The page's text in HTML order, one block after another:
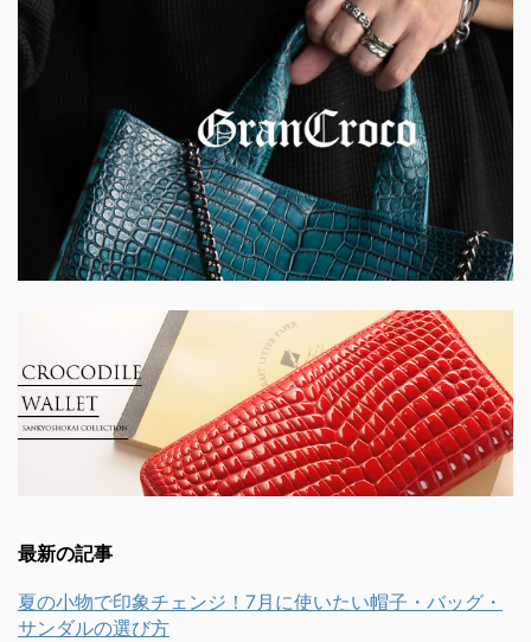
最新の記事
夏の小物で印象チェンジ！7月に使いたい帽子・バッグ・
サンダルの選び方